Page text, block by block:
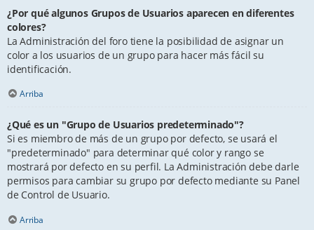
¿Por qué algunos Grupos de Usuarios aparecen en diferentes
colores?
La Administración del foro tiene la posibilidad de asignar un
color a los usuarios de un grupo para hacer más fácil su
identificación.
Arriba
¿Qué es un "Grupo de Usuarios predeterminado"?
Si es miembro de más de un grupo por defecto, se usará el
"predeterminado" para determinar qué color y rango se
mostrará por defecto en su perfil. La Administración debe darle
permisos para cambiar su grupo por defecto mediante su Panel
de Control de Usuario.
Arriba